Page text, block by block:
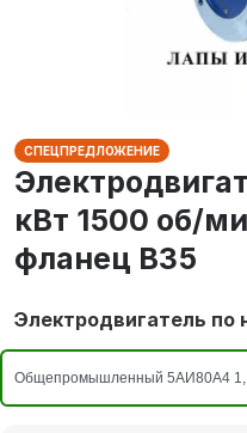
СПЕЦПРЕДЛОЖЕНИЕ
кВт 1500 об/
фланец В35
Электродвигатель по